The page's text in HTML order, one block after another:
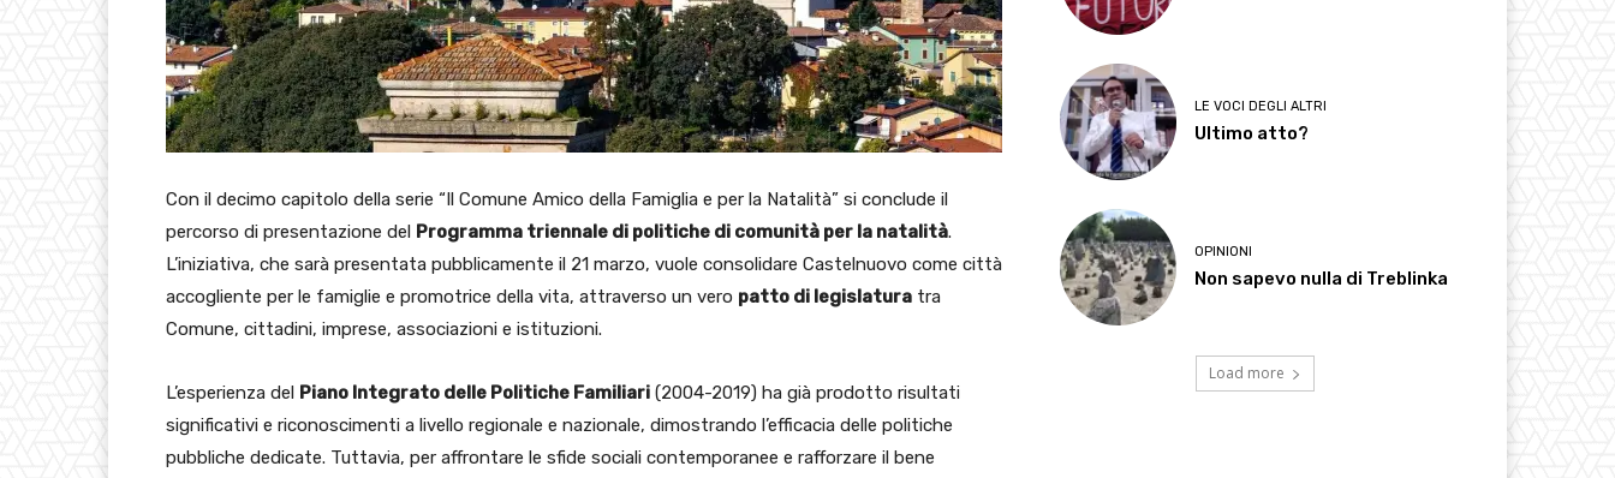
Con il decimo capitolo della serie “Il Comune Amico della Famiglia e per la Natalità” si conclude il
percorso di presentazione del Programma triennale di politiche di comunità per la natalità.
L’iniziativa, che sarà presentata pubblicamente il 21 marzo, vuole consolidare Castelnuovo come città
accogliente per le famiglie e promotrice della vita, attraverso un vero patto di legislatura tra
Comune, cittadini, imprese, associazioni e istituzioni.
L’esperienza del Piano Integrato delle Politiche Familiari (2004-2019) ha già prodotto risultati
significativi e riconoscimenti a livello regionale e nazionale, dimostrando l’efficacia delle politiche
pubbliche dedicate. Tuttavia, per affrontare le sfide sociali contemporanee e rafforzare il bene
LE VOCI DEGLI ALTRI
Ultimo atto?
OPINIONI
Non sapevo nulla di Treblinka
Load more